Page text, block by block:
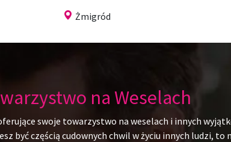
Żmigród
na Weselach
swoje towarzystwo na weselach i innych
być częścią cudownych chwil w życiu innych ludzi,